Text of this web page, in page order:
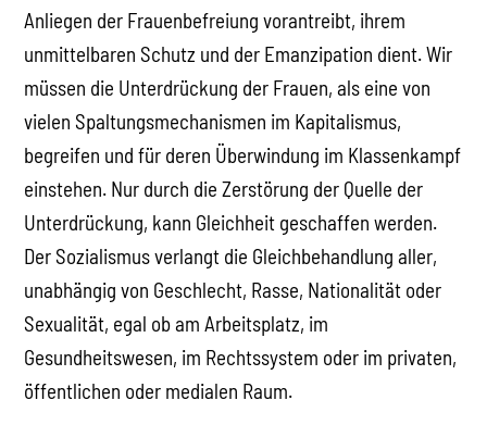
Anliegen der Frauenbefreiung vorantreibt, ihrem
unmittelbaren Schutz und der Emanzipation dient. Wir
müssen die Unterdrückung der Frauen, als eine von
vielen Spaltungsmechanismen im Kapitalismus,
begreifen und für deren Überwindung im Klassenkampf
einstehen. Nur durch die Zerstörung der Quelle der
Unterdrückung, kann Gleichheit geschaffen werden.
Der Sozialismus verlangt die Gleichbehandlung aller,
unabhängig von Geschlecht, Rasse, Nationalität oder
Sexualität, egal ob am Arbeitsplatz, im
Gesundheitswesen, im Rechtssystem oder im privaten,
öffentlichen oder medialen Raum.